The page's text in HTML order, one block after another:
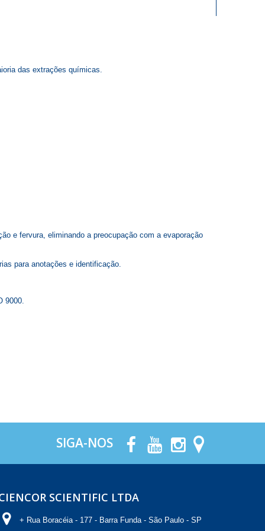
das extrações químicas.
e fervura, eliminando a preocupação com a evaporação
para anotações e identificação.
9000.
SIGA-NOS
SCIENTIFIC LTDA
+ Rua Boracéia - 177 - Barra Funda - São Paulo - SP